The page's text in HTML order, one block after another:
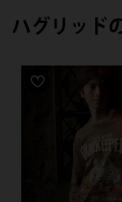
ハグリッド